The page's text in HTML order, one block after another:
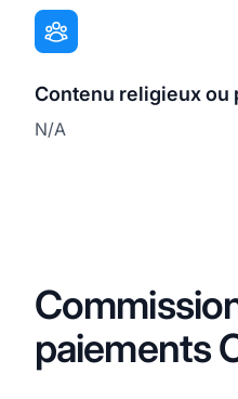
Contenu religieux ou
N/A
paiements